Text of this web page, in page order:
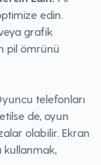
edin.
grafik
pil ömrünü
telefonları
de, oyun
olabilir. Ekran
kullanmak,